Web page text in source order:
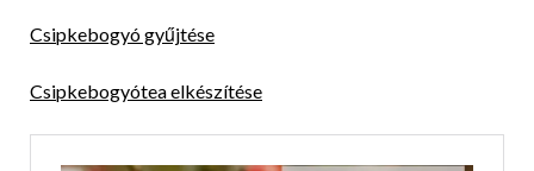
Csipkebogyó gyűjtése
Csipkebogyótea elkészítése